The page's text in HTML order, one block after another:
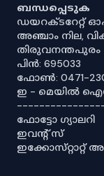
ബന്ധപ്പെടുക
ഡയറക്ടറേറ്റ്
അഞ്ചാം നില,
തിരുവനന്തപുരം
പിൻ: 695033
ഫോൺ: 0471-
ഇ - മെയിൽ
ഫോട്ടോ ഗ്യാലറി
ഇവൻ്റ് സ്
ഇക്കോസ്‌റ്റാറ്റ്